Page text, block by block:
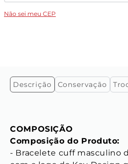
Não sei meu CEP
Descrição Conservação
COMPOSIÇÃO
Composição do Produto:
- Bracelete cuff masculino